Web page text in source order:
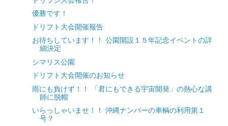
優勝です！
ドリフト大会開催報告
お待ちしています！！ 公園開設１５年記念イベントの詳
細決定
シマリス公園
ドリフト大会開催のお知らせ
雨にも負けず！！ 「君にもできる宇宙開発」の熱心な講
師に脱帽
いらっしゃいませ！！ 沖縄ナンバーの車輌の利用第１
号？